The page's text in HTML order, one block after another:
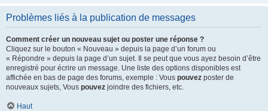
Problèmes liés à la publication de messages
Comment créer un nouveau sujet ou poster une réponse ?
Cliquez sur le bouton « Nouveau » depuis la page d’un forum ou
« Répondre » depuis la page d’un sujet. Il se peut que vous ayez besoin d’être
enregistré pour écrire un message. Une liste des options disponibles est
affichée en bas de page des forums, exemple : Vous pouvez poster de
nouveaux sujets, Vous pouvez joindre des fichiers, etc.
Haut